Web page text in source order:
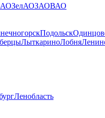
ЗелАОЗАОВАО
Подольск
ЛыткариноЛобня
Ленобласть